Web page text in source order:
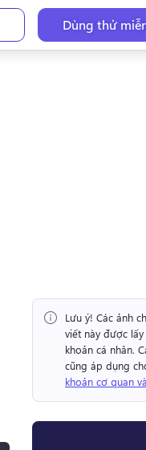
Dùng thử
Lưu ý! Các ảnh
viết này được
khoản cá nhân.
cũng áp dụng
khoản cơ quan